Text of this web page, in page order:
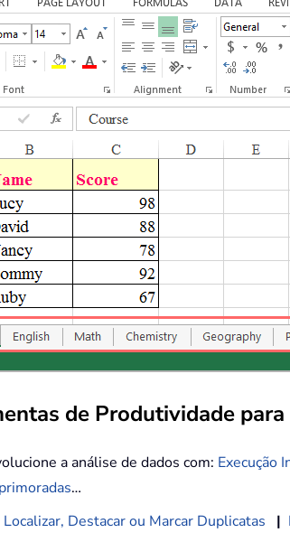
de Produtividade
a análise de dados com: Execução
…
Localizar, Destacar ou Marcar Duplicatas |